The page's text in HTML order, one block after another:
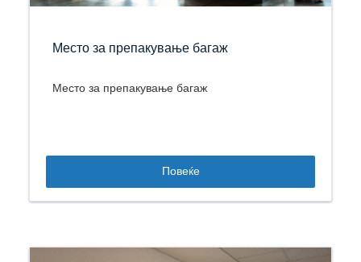
Место за препакување багаж
Место за препакување багаж
Повеќе